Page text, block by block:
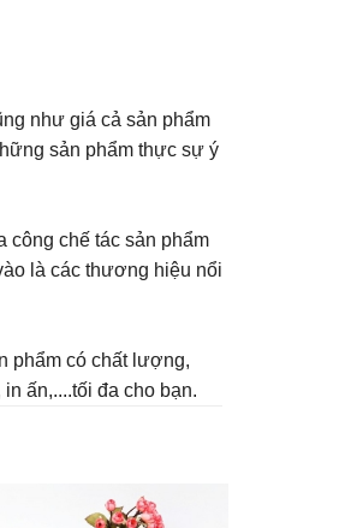
như giá cả sản phẩm
sản phẩm thực sự ý
công chế tác sản phẩm
là các thương hiệu nổi
phẩm có chất lượng,
ấn,....tối đa cho bạn.